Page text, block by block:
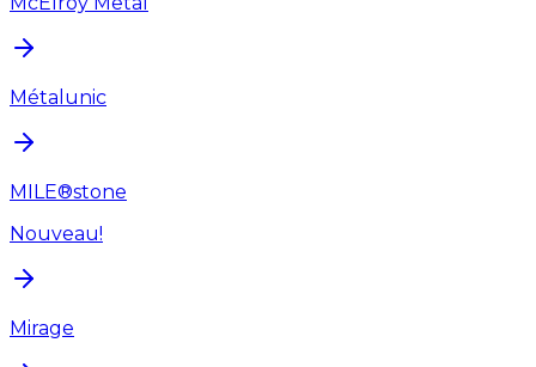
Métalunic
MILE®stone
Nouveau!
Mirage